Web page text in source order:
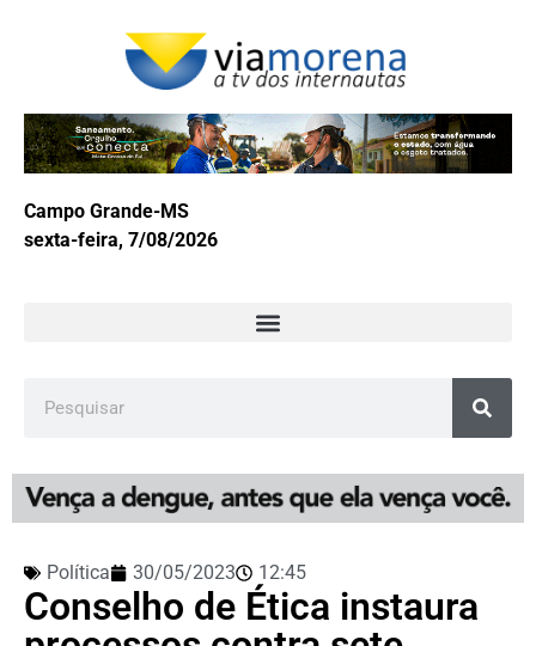
Campo Grande-MS
sexta-feira, 7/08/2026
Política 30/05/2023 12:45
Conselho de Ética instaura